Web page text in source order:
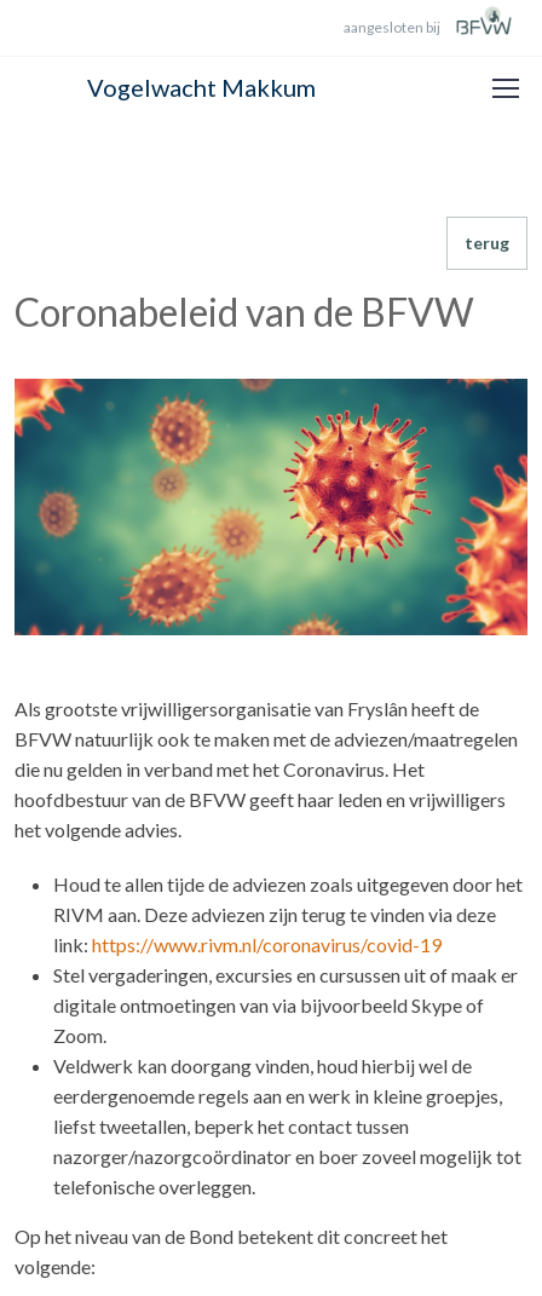
aangesloten bij
Vogelwacht Makkum
terug
Coronabeleid van de BFVW
Als grootste vrijwilligersorganisatie van Fryslân heeft de
BFVW natuurlijk ook te maken met de adviezen/maatregelen
die nu gelden in verband met het Coronavirus. Het
hoofdbestuur van de BFVW geeft haar leden en vrijwilligers
het volgende advies.
Houd te allen tijde de adviezen zoals uitgegeven door het
RIVM aan. Deze adviezen zijn terug te vinden via deze
link: https://www.rivm.nl/coronavirus/covid-19
Stel vergaderingen, excursies en cursussen uit of maak er
digitale ontmoetingen van via bijvoorbeeld Skype of
Zoom.
Veldwerk kan doorgang vinden, houd hierbij wel de
eerdergenoemde regels aan en werk in kleine groepjes,
liefst tweetallen, beperk het contact tussen
nazorger/nazorgcoördinator en boer zoveel mogelijk tot
telefonische overleggen.
Op het niveau van de Bond betekent dit concreet het
volgende: